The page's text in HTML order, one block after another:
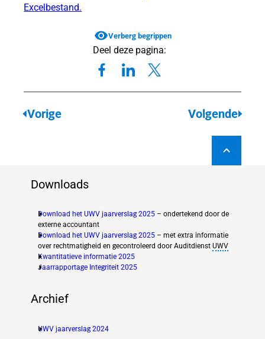
Excelbestand.
Verberg begrippen
Deel deze pagina:
Vorige Volgende
Downloads
Download het UWV jaarverslag 2025 – ondertekend door de
externe accountant
Download het UWV jaarverslag 2025 – met extra informatie
over rechtmatigheid en gecontroleerd door Auditdienst UWV
Kwantitatieve informatie 2025
Jaarrapportage Integriteit 2025
Archief
UWV jaarverslag 2024